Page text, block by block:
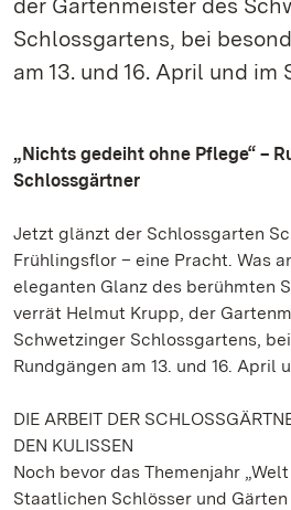
der Gartenmeister des
Schlossgartens, bei
am 13. und 16. April und im
„Nichts gedeiht ohne Pflege“ –
Schlossgärtner
Jetzt glänzt der Schlossgarten
Frühlingsflor – eine Pracht. Was
eleganten Glanz des berühmten
verrät Helmut Krupp, der
Schwetzinger Schlossgartens,
Rundgängen am 13. und 16. April
DIE ARBEIT DER
DEN KULISSEN
Noch bevor das Themenjahr
Staatlichen Schlösser und